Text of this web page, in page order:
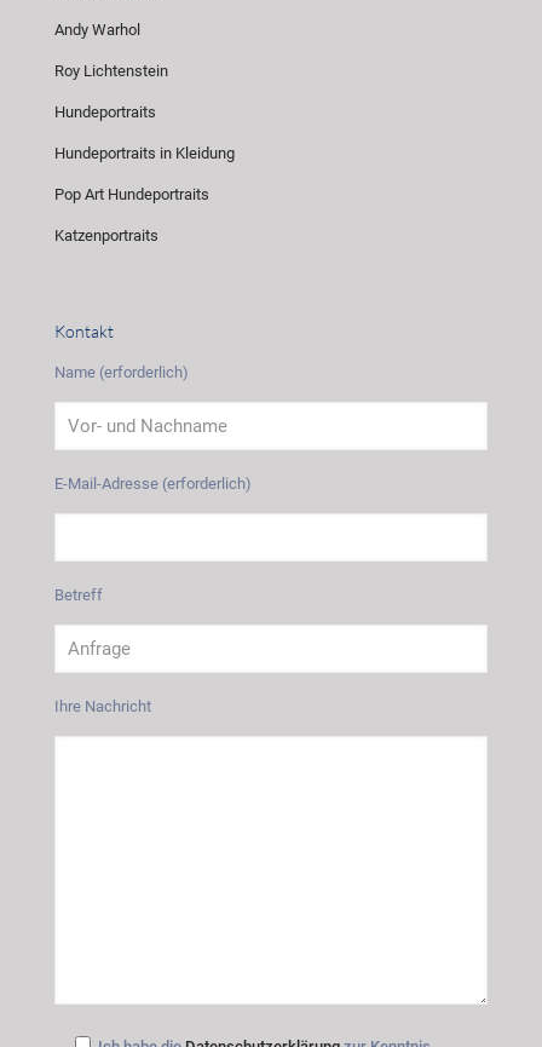
Andy Warhol
Roy Lichtenstein
Hundeportraits
Hundeportraits in Kleidung
Pop Art Hundeportraits
Katzenportraits
Kontakt
Name (erforderlich)
E-Mail-Adresse (erforderlich)
Betreff
Ihre Nachricht